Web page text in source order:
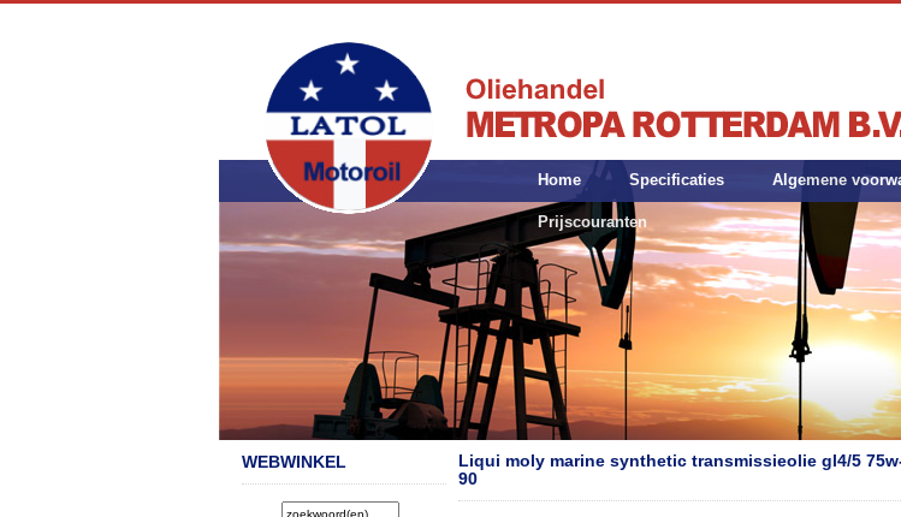
Home Specificaties Algemene
Prijscouranten
WEBWINKEL
Liqui moly marine synthetic transmissieolie gl4/5
90